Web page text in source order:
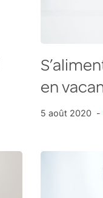
en
5 août 2020